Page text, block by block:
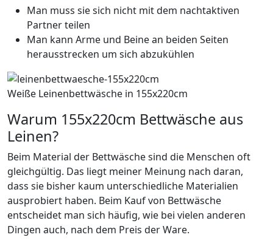
Man muss sie sich nicht mit dem nachtaktiven
Partner teilen
Man kann Arme und Beine an beiden Seiten
herausstrecken um sich abzukühlen
Weiße Leinenbettwäsche in 155x220cm
Warum 155x220cm Bettwäsche aus
Leinen?
Beim Material der Bettwäsche sind die Menschen oft
gleichgültig. Das liegt meiner Meinung nach daran,
dass sie bisher kaum unterschiedliche Materialien
ausprobiert haben. Beim Kauf von Bettwäsche
entscheidet man sich häufig, wie bei vielen anderen
Dingen auch, nach dem Preis der Ware.